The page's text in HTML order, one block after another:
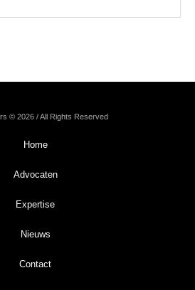
© 2026 / All Rights Reserved
Home
Advocaten
Expertise
Nieuws
Contact